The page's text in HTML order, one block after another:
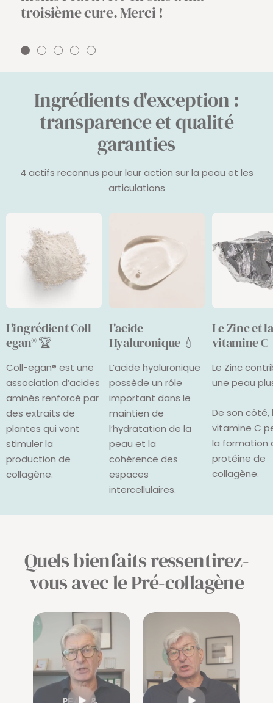
troisième cure. Merci !
Aller
au
Aller
au
2
Aller
au
3
Aller
au
4
Aller
au
5
Ingrédients d'exception :
transparence et qualité
garanties
4 actifs reconnus pour leur action sur la peau et les
articulations
L'ingrédient Coll-
egan® 🏆
Coll-egan® est une
association d’acides
aminés renforcé par
des extraits de
plantes qui vont
stimuler la
production de
collagène.
L'acide
Hyaluronique 💧
L’acide hyaluronique
possède un rôle
important dans le
maintien de
l’hydratation de la
peau et la
cohérence des
espaces
intercellulaires.
Le Zinc et la
vitamine C
Le Zinc
une peau
De son côté,
vitamine C
la formation
protéine de
collagène.
Quels bienfaits ressentirez-
vous avec le Pré-collagène